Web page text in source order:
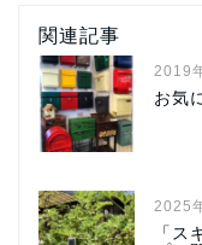
関連記事
2019
お気
2025
「ス